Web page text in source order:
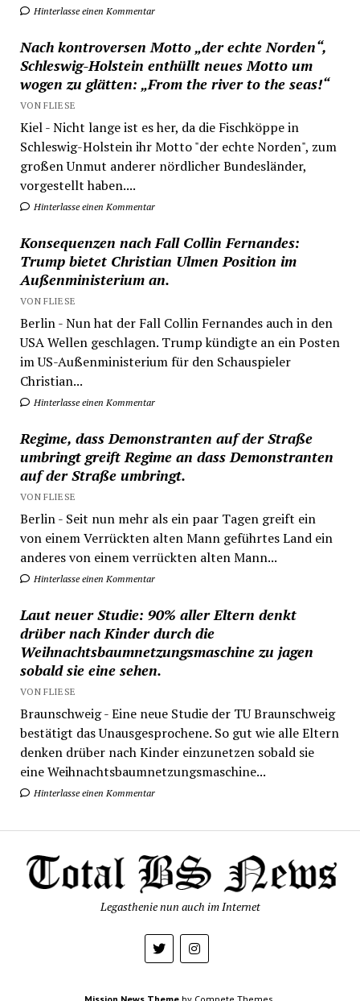
Hinterlasse einen Kommentar
Nach kontroversen Motto „der echte Norden“,
Schleswig-Holstein enthüllt neues Motto um
wogen zu glätten: „From the river to the seas!“
VON FLIESE
Kiel - Nicht lange ist es her, da die Fischköppe in
Schleswig-Holstein ihr Motto "der echte Norden", zum
großen Unmut anderer nördlicher Bundesländer,
vorgestellt haben....
Hinterlasse einen Kommentar
Konsequenzen nach Fall Collin Fernandes:
Trump bietet Christian Ulmen Position im
Außenministerium an.
VON FLIESE
Berlin - Nun hat der Fall Collin Fernandes auch in den
USA Wellen geschlagen. Trump kündigte an ein Posten
im US-Außenministerium für den Schauspieler
Christian...
Hinterlasse einen Kommentar
Regime, dass Demonstranten auf der Straße
umbringt greift Regime an dass Demonstranten
auf der Straße umbringt.
VON FLIESE
Berlin - Seit nun mehr als ein paar Tagen greift ein
von einem Verrückten alten Mann geführtes Land ein
anderes von einem verrückten alten Mann...
Hinterlasse einen Kommentar
Laut neuer Studie: 90% aller Eltern denkt
drüber nach Kinder durch die
Weihnachtsbaumnetzungsmaschine zu jagen
sobald sie eine sehen.
VON FLIESE
Braunschweig - Eine neue Studie der TU Braunschweig
bestätigt das Unausgesprochene. So gut wie alle Eltern
denken drüber nach Kinder einzunetzen sobald sie
eine Weihnachtsbaumnetzungsmaschine...
Hinterlasse einen Kommentar
Legasthenie nun auch im Internet